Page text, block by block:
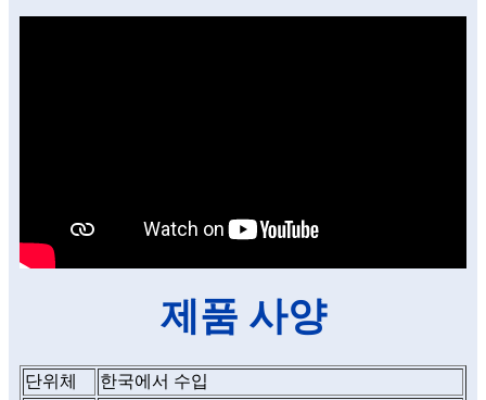
제품 사양
단위체
한국에서 수입